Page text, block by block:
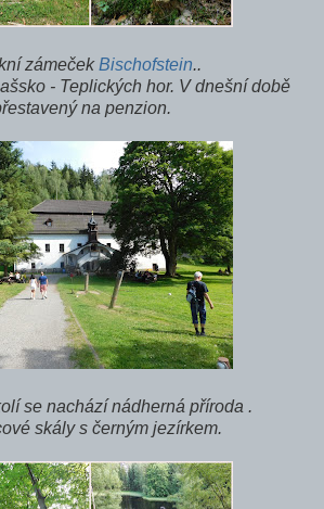
zámečekBischofstein..
- Teplických hor. V dnešní době
na penzion.
se nachází nádherná příroda .
skály s černým jezírkem.